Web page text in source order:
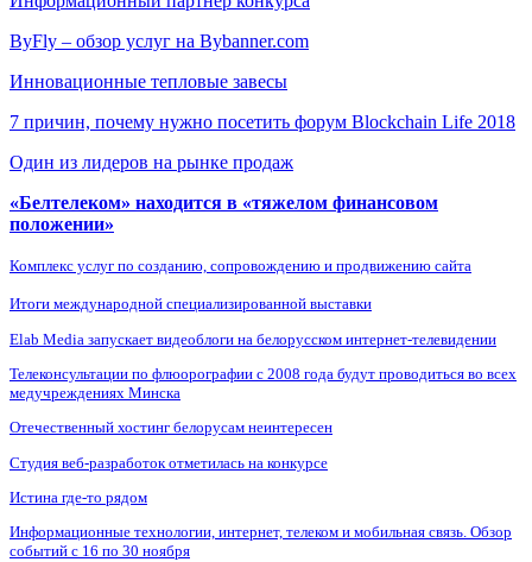
ByFly – обзор услуг на Bybanner.com
Инновационные тепловые завесы
7 причин, почему нужно посетить форум Blockchain Life 2018
Один из лидеров на рынке продаж
«Белтелеком» находится в «тяжелом финансовом
положении»
Комплекс услуг по созданию, сопровождению и продвижению сайта
Итоги международной специализированной выставки
Elab Media запускает видеоблоги на белорусском интернет-телевидении
Телеконсультации по флюорографии с 2008 года будут проводиться во всех
медучреждениях Минска
Отечественный хостинг белорусам неинтересен
Студия веб-разработок отметилась на конкурсе
Истина где-то рядом
Информационные технологии, интернет, телеком и мобильная связь. Обзор
событий с 16 по 30 ноября